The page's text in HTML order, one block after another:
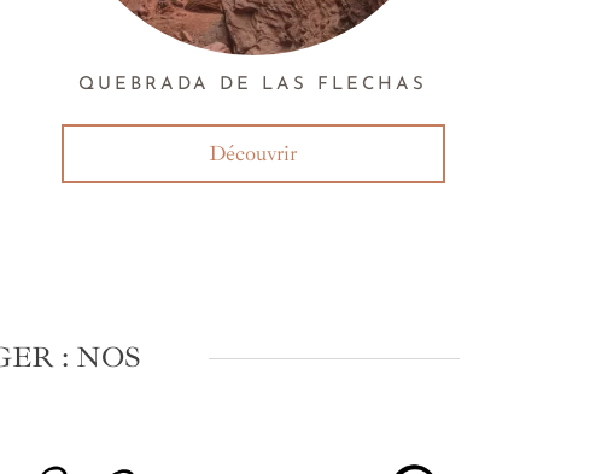
QUEBRADA DE LAS FLECHAS
Découvrir
: NOS